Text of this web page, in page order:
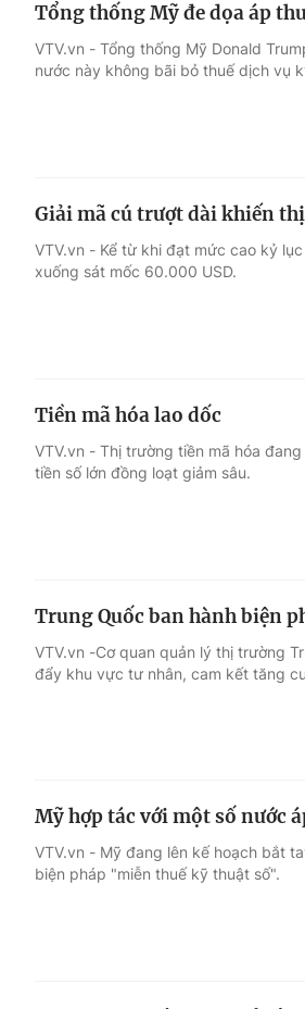
Tổng thống Mỹ đe dọa áp
VTV.vn - Tổng thống Mỹ Donald
nước này không bãi bỏ thuế dịch vụ
Giải mã cú trượt dài khiến
VTV.vn - Kể từ khi đạt mức cao kỷ
xuống sát mốc 60.000 USD.
Tiền mã hóa lao dốc
VTV.vn - Thị trường tiền mã hóa
tiền số lớn đồng loạt giảm sâu.
Trung Quốc ban hành biện
VTV.vn -Cơ quan quản lý thị trường
đẩy khu vực tư nhân, cam kết tăng
Mỹ hợp tác với một số nước
VTV.vn - Mỹ đang lên kế hoạch bắt
biện pháp "miễn thuế kỹ thuật số".